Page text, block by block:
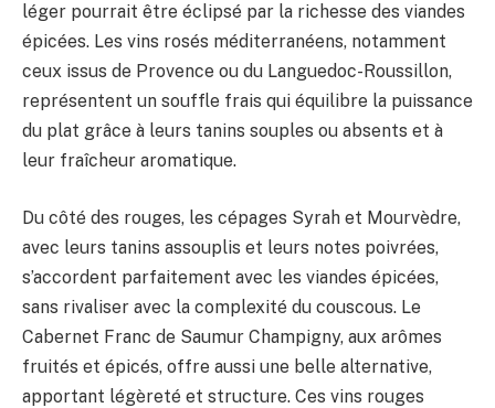
léger pourrait être éclipsé par la richesse des viandes
épicées. Les vins rosés méditerranéens, notamment
ceux issus de Provence ou du Languedoc-Roussillon,
représentent un souffle frais qui équilibre la puissance
du plat grâce à leurs tanins souples ou absents et à
leur fraîcheur aromatique.
Du côté des rouges, les cépages Syrah et Mourvèdre,
avec leurs tanins assouplis et leurs notes poivrées,
s’accordent parfaitement avec les viandes épicées,
sans rivaliser avec la complexité du couscous. Le
Cabernet Franc de Saumur Champigny, aux arômes
fruités et épicés, offre aussi une belle alternative,
apportant légèreté et structure. Ces vins rouges